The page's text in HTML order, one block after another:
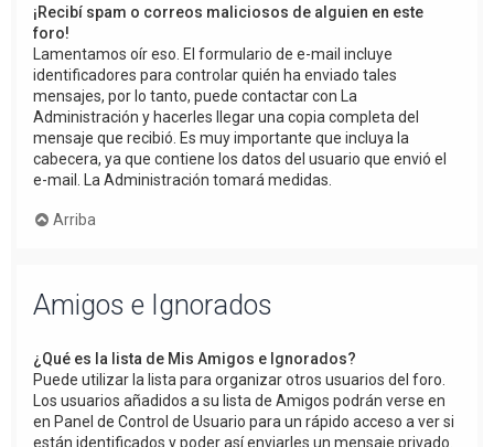
¡Recibí spam o correos maliciosos de alguien en este
foro!
Lamentamos oír eso. El formulario de e-mail incluye
identificadores para controlar quién ha enviado tales
mensajes, por lo tanto, puede contactar con La
Administración y hacerles llegar una copia completa del
mensaje que recibió. Es muy importante que incluya la
cabecera, ya que contiene los datos del usuario que envió el
e-mail. La Administración tomará medidas.
Arriba
Amigos e Ignorados
¿Qué es la lista de Mis Amigos e Ignorados?
Puede utilizar la lista para organizar otros usuarios del foro.
Los usuarios añadidos a su lista de Amigos podrán verse en
en Panel de Control de Usuario para un rápido acceso a ver si
están identificados y poder así enviarles un mensaje privado.